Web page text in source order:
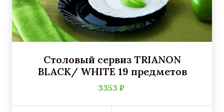
Столовый сервиз TRIANON
BLACK/ WHITE 19 предметов
3353 ₽